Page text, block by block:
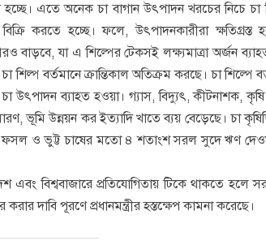
এতে অনেক চা বাগান উৎপাদন খরচের নিচে চা
করতে হচ্ছে। ফলে, উৎপাদনকারীরা
বাড়বে, যা এ শিল্পের টেকসই লক্ষ্যমাত্রা অর্জন
শিল্প বর্তমানে ক্রান্তিকাল অতিক্রম করছে। চা শিল্পে
উৎপাদন ব্যাহত হওয়া। গ্যাস, বিদ্যুৎ, কীটনাশক,
ভূমি উন্নয়ন কর ইত্যাদি খাতে ব্যয় বেড়েছে। চা
ও ভুট্ট চাষের মতো ৪ শতাংশ সরল সুদে ঋণ
এবং বিশ্ববাজারে প্রতিযোগিতায় টিকে থাকতে
দাবি পূরণে প্রধানমন্ত্রীর হস্তক্ষেপ কামনা করেছে।